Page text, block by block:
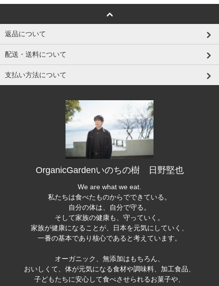
返品について
配送・送料について
支払い方法について
OrganicGardenいのちの樹 日野堅也
We are what we eat.
私たちは食べたものからでできている。
自分の体は、自分で守る。
そして家族の健康も、守っていく。
家族が健康になることが、日本を元気にしていく、
一番の基本であり核心であると考えています。
オーガニック、無添加はもちろん、
おいしくて、体が元気になる食材や調味料、加工食品、
子どもたちに安心して食べさせられるお菓子や、